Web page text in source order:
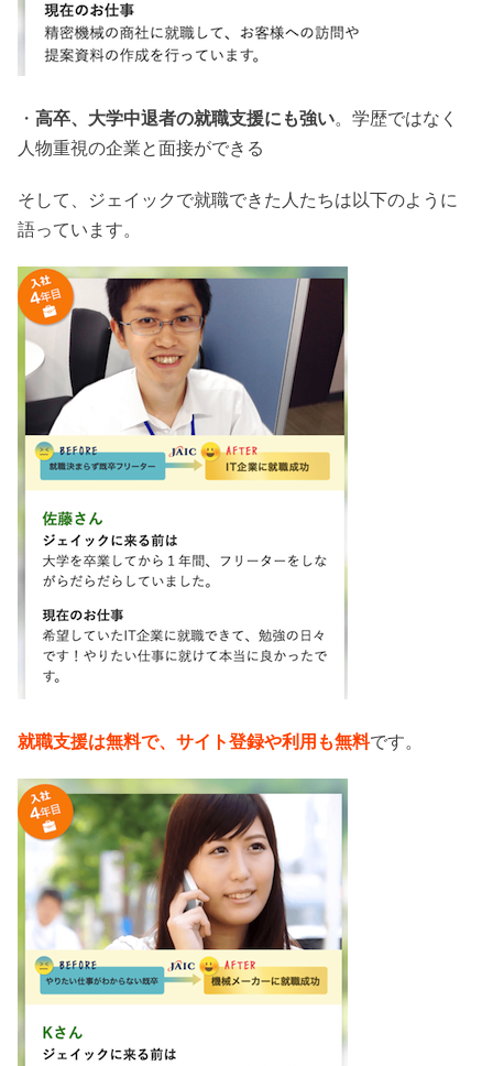
・高卒、大学中退者の就職支援にも強い。学歴ではなく
人物重視の企業と面接ができる
そして、ジェイックで就職できた人たちは以下のように
語っています。
就職支援は無料で、サイト登録や利用も無料です。